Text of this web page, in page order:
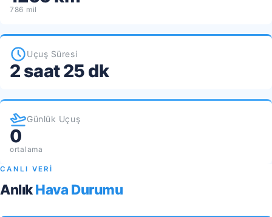
786 mil
Uçuş Süresi
2 saat 25 dk
Günlük Uçuş
0
ortalama
CANLI VERİ
AnlıkHava Durumu